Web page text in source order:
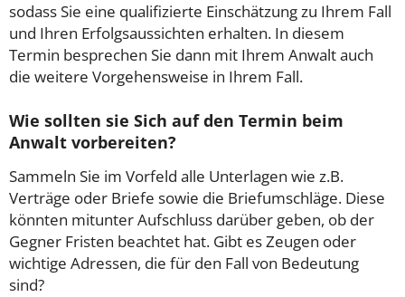
sodass Sie eine qualifizierte Einschätzung zu Ihrem Fall
und Ihren Erfolgsaussichten erhalten. In diesem
Termin besprechen Sie dann mit Ihrem Anwalt auch
die weitere Vorgehensweise in Ihrem Fall.
Wie sollten sie Sich auf den Termin beim
Anwalt vorbereiten?
Sammeln Sie im Vorfeld alle Unterlagen wie z.B.
Verträge oder Briefe sowie die Briefumschläge. Diese
könnten mitunter Aufschluss darüber geben, ob der
Gegner Fristen beachtet hat. Gibt es Zeugen oder
wichtige Adressen, die für den Fall von Bedeutung
sind?